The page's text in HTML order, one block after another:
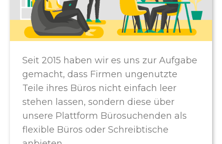
Seit 2015 haben wir es uns zur Aufgabe
gemacht, dass Firmen ungenutzte
Teile ihres Büros nicht einfach leer
stehen lassen, sondern diese über
unsere Plattform Bürosuchenden als
flexible Büros oder Schreibtische